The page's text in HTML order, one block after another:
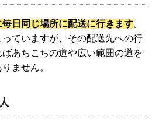
毎日同じ場所に配送に行きます。
ていますが、その配送先への行
あちこちの道や広い範囲の道を
ません。